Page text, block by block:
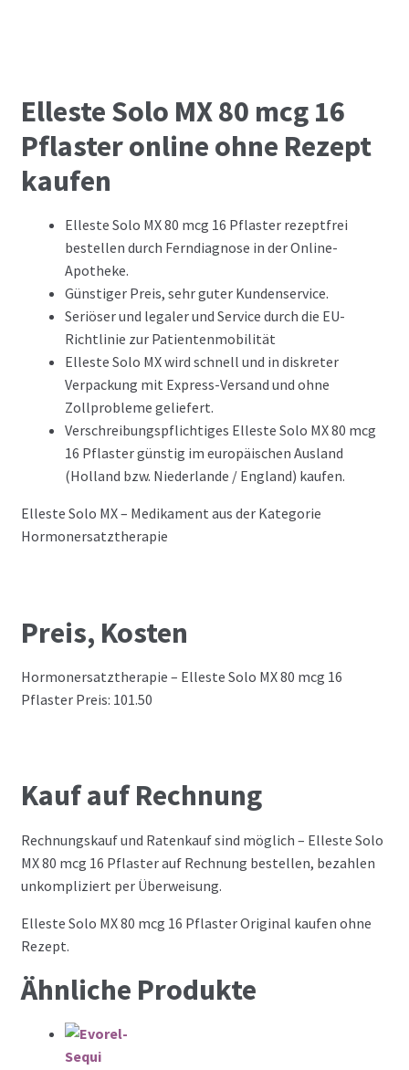
Elleste Solo MX 80 mcg 16
Pflaster online ohne Rezept
kaufen
Elleste Solo MX 80 mcg 16 Pflaster rezeptfrei
bestellen durch Ferndiagnose in der Online-
Apotheke.
Günstiger Preis, sehr guter Kundenservice.
Seriöser und legaler und Service durch die EU-
Richtlinie zur Patientenmobilität
Elleste Solo MX wird schnell und in diskreter
Verpackung mit Express-Versand und ohne
Zollprobleme geliefert.
Verschreibungspflichtiges Elleste Solo MX 80 mcg
16 Pflaster günstig im europäischen Ausland
(Holland bzw. Niederlande / England) kaufen.
Elleste Solo MX – Medikament aus der Kategorie
Hormonersatztherapie
Preis, Kosten
Hormonersatztherapie – Elleste Solo MX 80 mcg 16
Pflaster Preis: 101.50
Kauf auf Rechnung
Rechnungskauf und Ratenkauf sind möglich – Elleste Solo
MX 80 mcg 16 Pflaster auf Rechnung bestellen, bezahlen
unkompliziert per Überweisung.
Elleste Solo MX 80 mcg 16 Pflaster Original kaufen ohne
Rezept.
Ähnliche Produkte